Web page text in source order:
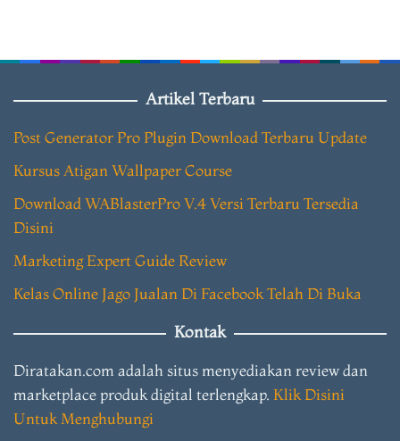
Artikel Terbaru
Post Generator Pro Plugin Download Terbaru Update
Kursus Atigan Wallpaper Course
Download WABlasterPro V.4 Versi Terbaru Tersedia
Disini
Marketing Expert Guide Review
Kelas Online Jago Jualan Di Facebook Telah Di Buka
Kontak
Diratakan.com adalah situs menyediakan review dan
marketplace produk digital terlengkap. Klik Disini
Untuk Menghubungi